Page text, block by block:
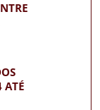
ATÉ